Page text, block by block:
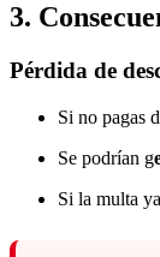
3.
Pérdida de
Si no pagas
Se podrían g
Si la multa